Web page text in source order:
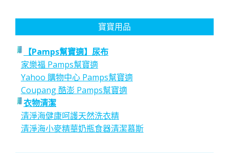
寶寶用品
【Pamps幫寶適】尿布
家樂福 Pamps幫寶適
Yahoo 購物中心 Pamps幫寶適
Coupang 酷澎 Pamps幫寶適
衣物清潔
清淨海健康呵護天然洗衣精
清淨海小麥精華奶瓶食器清潔慕斯